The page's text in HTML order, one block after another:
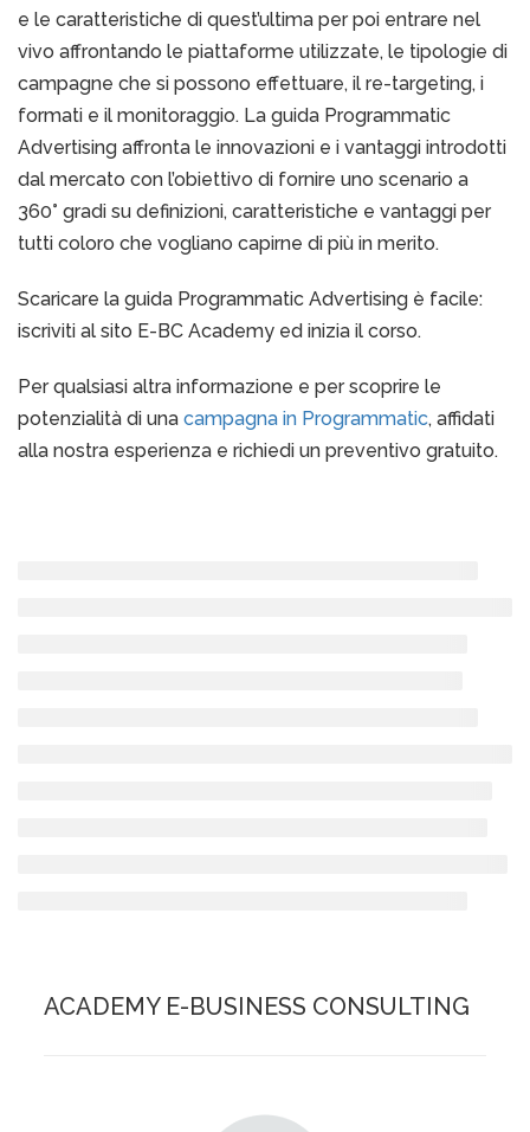
e le caratteristiche di quest’ultima per poi entrare nel
vivo affrontando le piattaforme utilizzate, le tipologie di
campagne che si possono effettuare, il re-targeting, i
formati e il monitoraggio. La guida Programmatic
Advertising affronta le innovazioni e i vantaggi introdotti
dal mercato con l’obiettivo di fornire uno scenario a
360° gradi su definizioni, caratteristiche e vantaggi per
tutti coloro che vogliano capirne di più in merito.
Scaricare la guida Programmatic Advertising è facile:
iscriviti al sito E-BC Academy ed inizia il corso.
Per qualsiasi altra informazione e per scoprire le
potenzialità di una campagna in Programmatic, affidati
alla nostra esperienza e richiedi un preventivo gratuito.
ACADEMY E-BUSINESS CONSULTING